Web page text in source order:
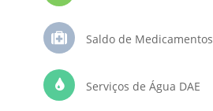
Saldo de Medicamentos
Serviços de Água DAE